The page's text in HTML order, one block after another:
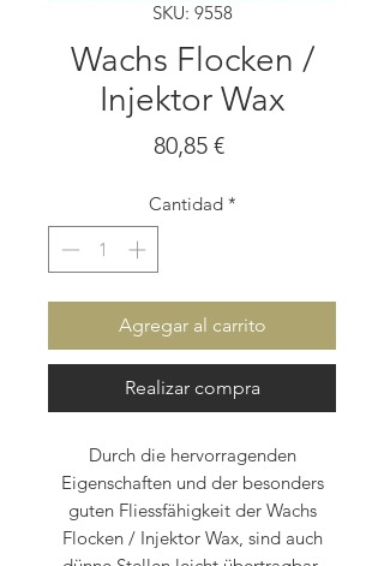
SKU: 9558
Wachs Flocken /
Injektor Wax
80,85 €Precio
Cantidad *
Agregar al carrito
Realizar compra
Durch die hervorragenden
Eigenschaften und der besonders
guten Fliessfähigkeit der Wachs
Flocken / Injektor Wax, sind auch